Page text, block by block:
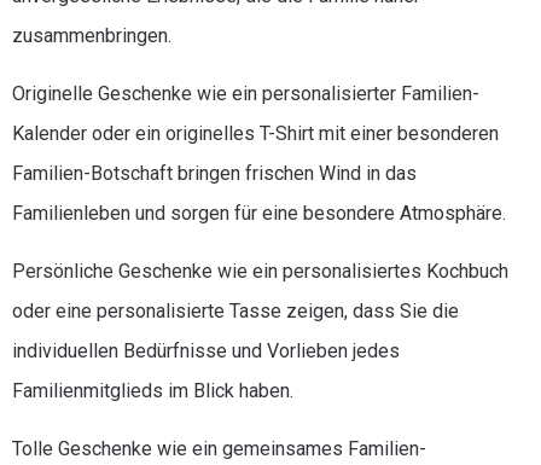
zusammenbringen.
Originelle Geschenke wie ein personalisierter Familien-
Kalender oder ein originelles T-Shirt mit einer besonderen
Familien-Botschaft bringen frischen Wind in das
Familienleben und sorgen für eine besondere Atmosphäre.
Persönliche Geschenke wie ein personalisiertes Kochbuch
oder eine personalisierte Tasse zeigen, dass Sie die
individuellen Bedürfnisse und Vorlieben jedes
Familienmitglieds im Blick haben.
Tolle Geschenke wie ein gemeinsames Familien-